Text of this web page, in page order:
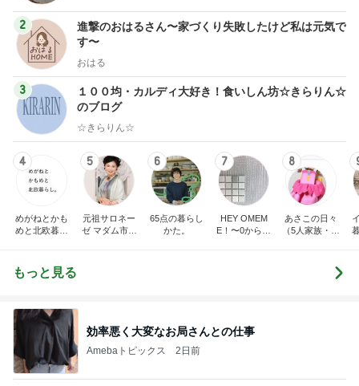
2
進撃のおはるさん〜家づくり失敗したけど私は元気で
す〜
おはる
3
１００均・カルディ大好き！食いしん坊☆きらりん☆
のブログ
☆きらりん☆
4
めがねとかも
めと北欧暮ら
5
元祖サロネー
ゼ マダム市川
6
65点の暮らし
かた。
7
HEY OMEM
E！〜0からの
8
あさこの日々
（5人家族・投
もっと見る
効率悪く大変なお局さんとの仕事
Amebaトピックス 2日前